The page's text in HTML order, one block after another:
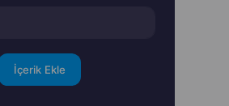
İçerik Ekle